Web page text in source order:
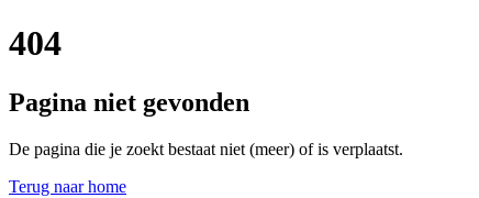
404
Pagina niet gevonden
De pagina die je zoekt bestaat niet (meer) of is verplaatst.
Terug naar home